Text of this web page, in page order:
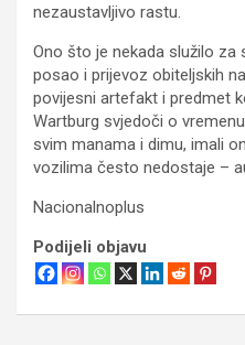
nezaustavljivo rastu.
Ono što je nekada služilo za
posao i prijevoz obiteljskih
povijesni artefakt i predmet
Wartburg svjedoči o
svim manama i dimu, imali
vozilima često nedostaje –
Nacionalnoplus
Podijeli objavu